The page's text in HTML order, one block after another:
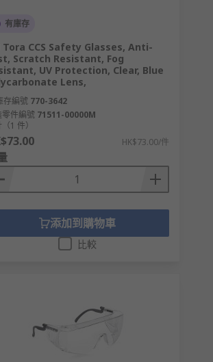
有庫存
Tora CCS Safety Glasses, Anti-
Scratch Resistant, Fog
UV Protection, Clear, Blue
Lens,
存編號 770-3642
零件編號 71511-00000M
1 件）
HK$73.00/件
添加到購物車
比較